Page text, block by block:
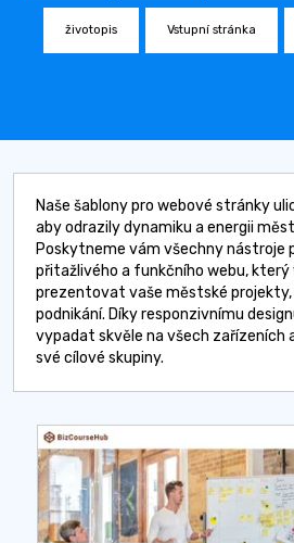
životopis Vstupní stránka
Naše šablony pro webové stránky
aby odrazily dynamiku a energii
Poskytneme vám všechny nástroje
přitažlivého a funkčního webu, který
prezentovat vaše městské projekty,
podnikání. Díky responzivnímu
vypadat skvěle na všech zařízeních
své cílové skupiny.